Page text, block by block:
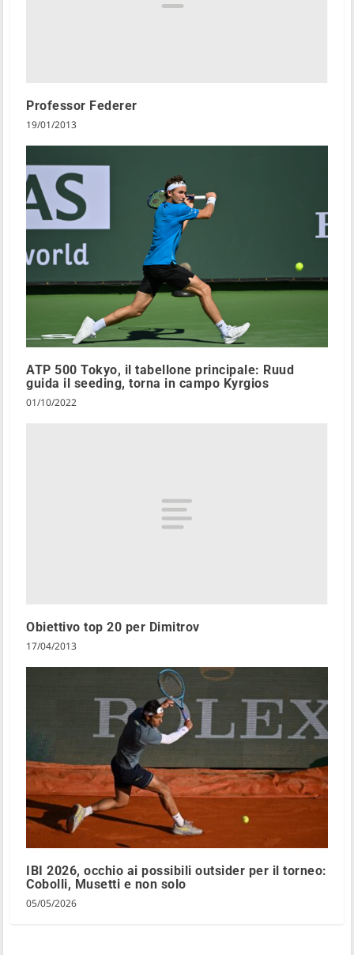
Professor Federer
19/01/2013
ATP 500 Tokyo, il tabellone principale: Ruud
guida il seeding, torna in campo Kyrgios
01/10/2022
Obiettivo top 20 per Dimitrov
17/04/2013
IBI 2026, occhio ai possibili outsider per il torneo:
Cobolli, Musetti e non solo
05/05/2026